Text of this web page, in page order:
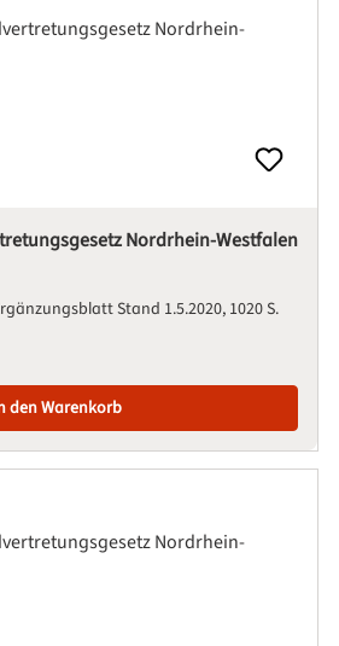
Nordrhein-Westfalen
Stand 1.5.2020 1020 S.
den Warenkorb